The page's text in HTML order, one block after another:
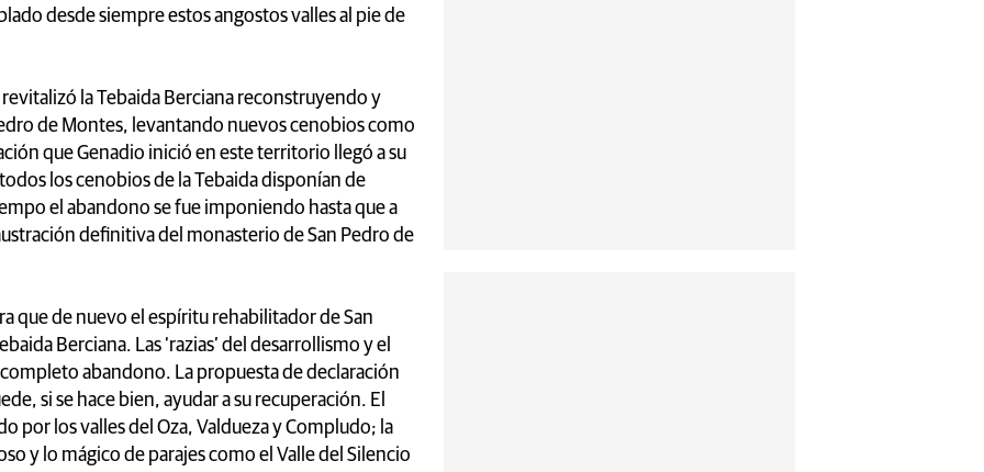
desde siempre estos angostos valles al pie de
la Tebaida Berciana reconstruyendo y
de Montes, levantando nuevos cenobios como
que Genadio inició en este territorio llegó a su
los cenobios de la Tebaida disponían de
el abandono se fue imponiendo hasta que a
definitiva del monasterio de San Pedro de
que de nuevo el espíritu rehabilitador de San
Berciana. Las ‘razias’ del desarrollismo y el
abandono. La propuesta de declaración
si se hace bien, ayudar a su recuperación. El
por los valles del Oza, Valdueza y Compludo; la
y lo mágico de parajes como el Valle del Silencio